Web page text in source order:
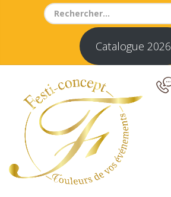
Search
Catalogue 2026